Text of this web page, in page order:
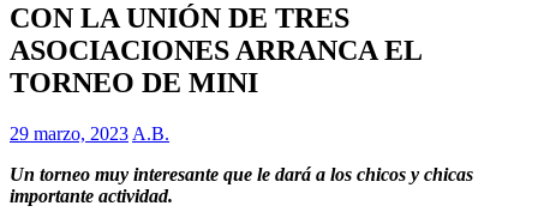
CON LA UNIÓN DE TRES
ASOCIACIONES ARRANCA EL
TORNEO DE MINI
29 marzo, 2023 A.B.
Un torneo muy interesante que le dará a los chicos y chicas
importante actividad.